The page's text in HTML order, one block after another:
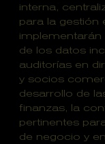
interna,
para la gestión
implementarán
de los datos
auditorías en
y socios
desarrollo de
finanzas, la
pertinentes
de negocio y